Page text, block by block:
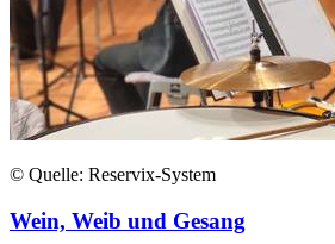
© Quelle: Reservix-System
Wein, Weib und Gesang